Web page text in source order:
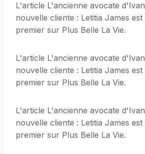
L'article L'ancienne avocate
nouvelle cliente : Letitia James
premier sur Plus Belle La Vie.
L'article L'ancienne avocate
nouvelle cliente : Letitia James
premier sur Plus Belle La Vie.
L'article L'ancienne avocate
nouvelle cliente : Letitia James
premier sur Plus Belle La Vie.